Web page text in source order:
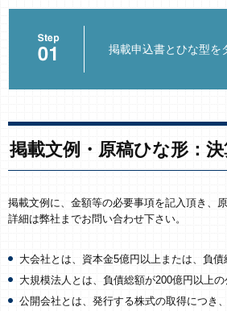
掲載申込書とひな型を
掲載文例・原稿ひな形：
掲載文例に、金額等の必要事項を記入頂き、
詳細は弊社までお問い合わせ下さい。
大会社とは、資本金5億円以上または、負
大規模法人とは、負債総額が200億円以上の
公開会社とは、発行する株式の取得につき